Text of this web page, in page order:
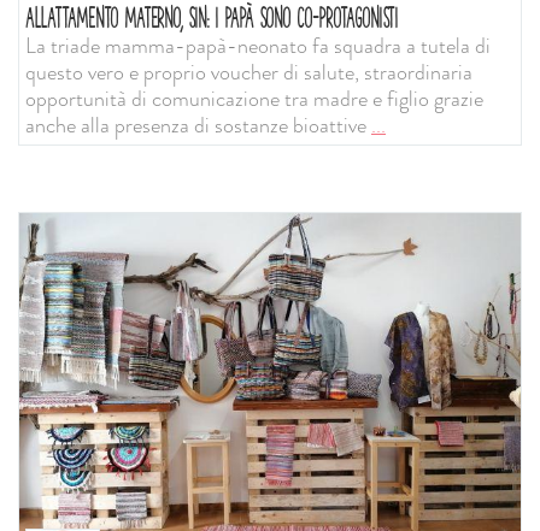
ALLATTAMENTO MATERNO, SIN: I PAPÀ SONO CO-PROTAGONISTI
La triade mamma-papà-neonato fa squadra a tutela di
questo vero e proprio voucher di salute, straordinaria
opportunità di comunicazione tra madre e figlio grazie
anche alla presenza di sostanze bioattive...